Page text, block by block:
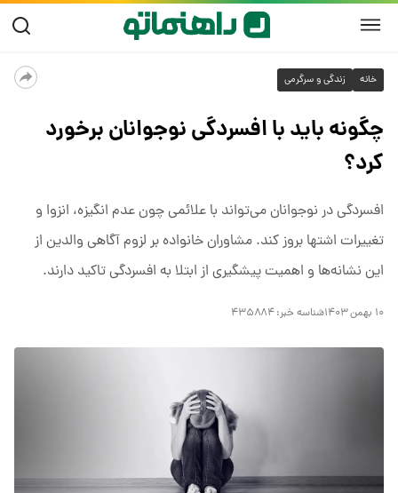
خانه زندگی و سرگرمی
چگونه باید با افسردگی نوجوانان برخورد
کرد؟
افسردگی در نوجوانان می‌تواند با علائمی چون عدم انگیزه، انزوا و
تغییرات اشتها بروز کند. مشاوران خانواده بر لزوم آگاهی والدین از
این نشانه‌ها و اهمیت پیشگیری از ابتلا به افسردگی تاکید دارند.
۱۰ بهمن ۱۴۰۳ شناسه خبر:۴۳۵۸۸۴